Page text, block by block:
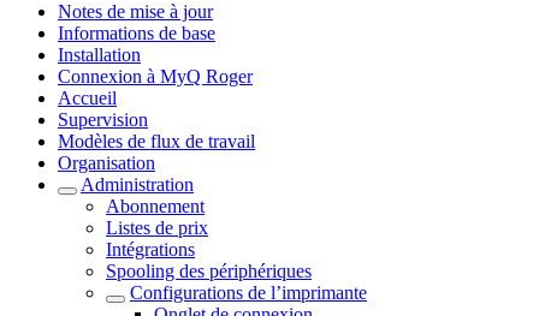
Notes de mise à jour
Informations de base
Installation
Connexion à MyQ Roger
Accueil
Supervision
Modèles de flux de travail
Organisation
Administration
Abonnement
Listes de prix
Intégrations
Spooling des périphériques
Configurations de l’imprimante